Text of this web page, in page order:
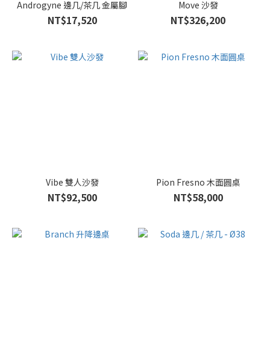
Androgyne 邊几/茶几 金屬腳
NT$17,520
Move 沙發
NT$326,200
Vibe 雙人沙發
NT$92,500
Pion Fresno 木面圓桌
NT$58,000